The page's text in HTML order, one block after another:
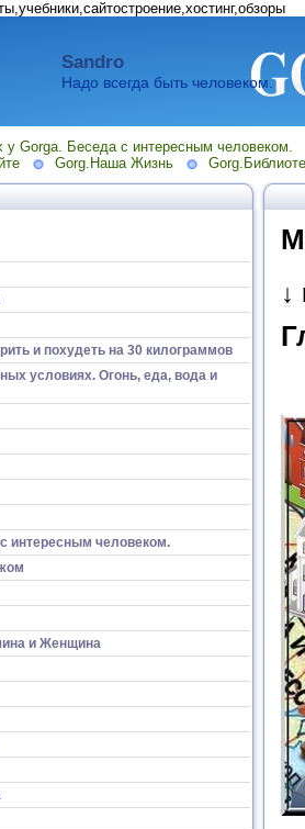
Sandro
Надо всегда быть человеком.
у Gorga. Беседа с интересным человеком.
Gorg.Наша Жизнь
и похудеть на 30 килограммов
условиях. Огонь, еда, вода и
интересным человеком.
и Женщина